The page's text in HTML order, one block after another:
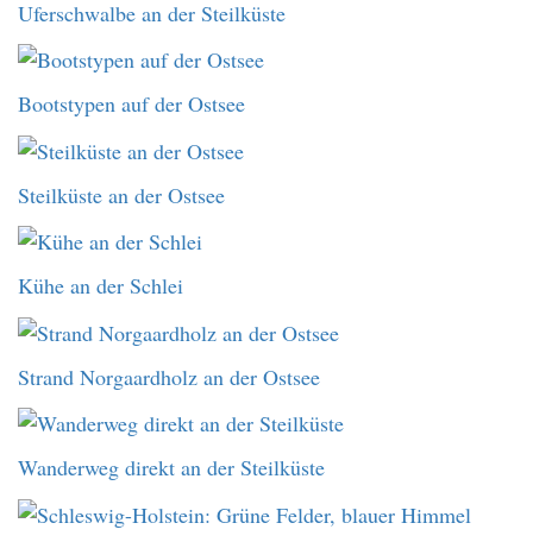
Uferschwalbe an der Steilküste
Bootstypen auf der Ostsee
Steilküste an der Ostsee
Kühe an der Schlei
Strand Norgaardholz an der Ostsee
Wanderweg direkt an der Steilküste